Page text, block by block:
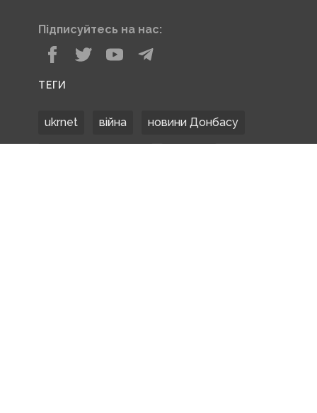
Підписуйтесь на нас:
ТЕГИ
ukrnet війна новини Донбасу